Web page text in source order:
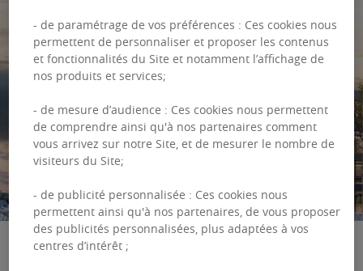
- de paramétrage de vos préférences : Ces cookies nous
permettent de personnaliser et proposer les contenus
et fonctionnalités du Site et notamment l’affichage de
nos produits et services;
- de mesure d’audience : Ces cookies nous permettent
de comprendre ainsi qu'à nos partenaires comment
vous arrivez sur notre Site, et de mesurer le nombre de
visiteurs du Site;
- de publicité personnalisée : Ces cookies nous
permettent ainsi qu'à nos partenaires, de vous proposer
des publicités personnalisées, plus adaptées à vos
centres d’intérêt ;